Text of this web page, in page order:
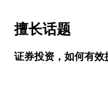
擅长话题
证券投资，如何有效